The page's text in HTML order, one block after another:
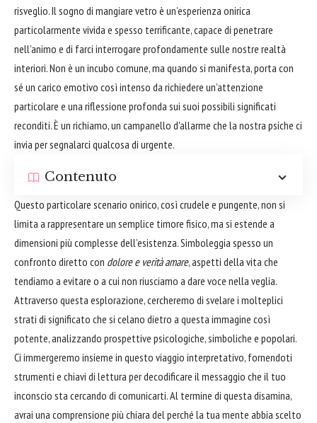
risveglio. Il sogno di mangiare vetro è un’esperienza onirica
particolarmente vivida e spesso terrificante, capace di penetrare
nell’animo e di farci interrogare profondamente sulle nostre realtà
interiori. Non è un incubo comune, ma quando si manifesta, porta con
sé un carico emotivo così intenso da richiedere un’attenzione
particolare e una riflessione profonda sui suoi possibili significati
reconditi. È un richiamo, un campanello d'allarme che la nostra psiche ci
invia per segnalarci qualcosa di urgente.
Contenuto
Questo particolare scenario onirico, così crudele e pungente, non si
limita a rappresentare un semplice timore fisico, ma si estende a
dimensioni più complesse dell’esistenza. Simboleggia spesso un
confronto diretto con dolore e verità amare, aspetti della vita che
tendiamo a evitare o a cui non riusciamo a dare voce nella veglia.
Attraverso questa esplorazione, cercheremo di svelare i molteplici
strati di significato che si celano dietro a questa immagine così
potente, analizzando prospettive psicologiche, simboliche e popolari.
Ci immergeremo insieme in questo viaggio interpretativo, fornendoti
strumenti e chiavi di lettura per decodificare il messaggio che il tuo
inconscio sta cercando di comunicarti. Al termine di questa disamina,
avrai una comprensione più chiara del perché la tua mente abbia scelto